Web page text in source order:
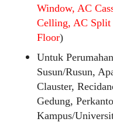
Window, AC
Celling, AC Split
Floor)
Untuk
Susun/Rusun,
Clauster,
Gedung,
Kampus/